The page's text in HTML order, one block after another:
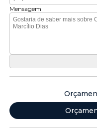
Mensagem